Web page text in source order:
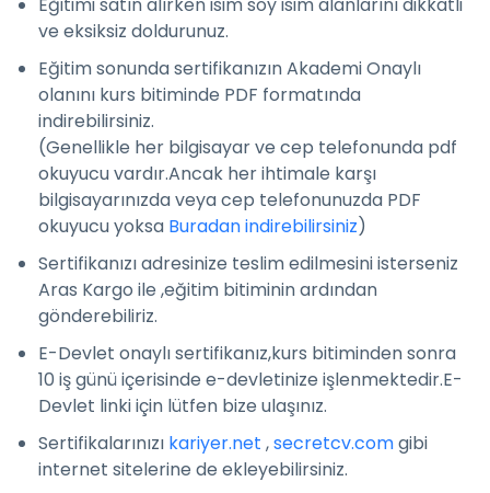
Eğitimi satın alırken isim soy isim alanlarını dikkatli
ve eksiksiz doldurunuz.
Eğitim sonunda sertifikanızın Akademi Onaylı
olanını kurs bitiminde PDF formatında
indirebilirsiniz.
(Genellikle her bilgisayar ve cep telefonunda pdf
okuyucu vardır.Ancak her ihtimale karşı
bilgisayarınızda veya cep telefonunuzda PDF
okuyucu yoksa Buradan indirebilirsiniz)
Sertifikanızı adresinize teslim edilmesini isterseniz
Aras Kargo ile ,eğitim bitiminin ardından
gönderebiliriz.
E-Devlet onaylı sertifikanız,kurs bitiminden sonra
10 iş günü içerisinde e-devletinize işlenmektedir.E-
Devlet linki için lütfen bize ulaşınız.
Sertifikalarınızı kariyer.net ,secretcv.comgibi
internet sitelerine de ekleyebilirsiniz.